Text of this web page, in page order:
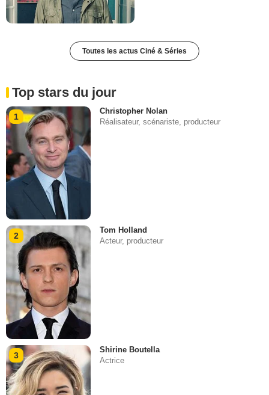
Toutes les actus Ciné & Séries
Top stars du jour
1
Christopher Nolan
Réalisateur, scénariste, producteur
2
Tom Holland
Acteur, producteur
3
Shirine Boutella
Actrice